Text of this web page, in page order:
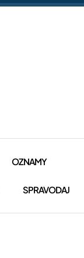
OZNAMY
SPRAVODAJ